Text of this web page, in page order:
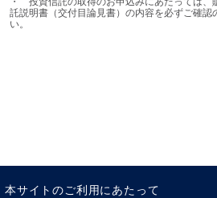
ているという衝撃は、経済モデル
策対応
託説明書（交付目論見書）の内容を必ずご確認
い。
本サイトのご利用にあたって